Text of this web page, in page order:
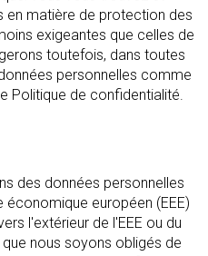
en matière de protection des
exigeantes que celles de
toutefois, dans toutes
personnelles comme
Politique de confidentialité.
des données personnelles
économique européen (EEE)
l'extérieur de l'EEE ou du
nous soyons obligés de